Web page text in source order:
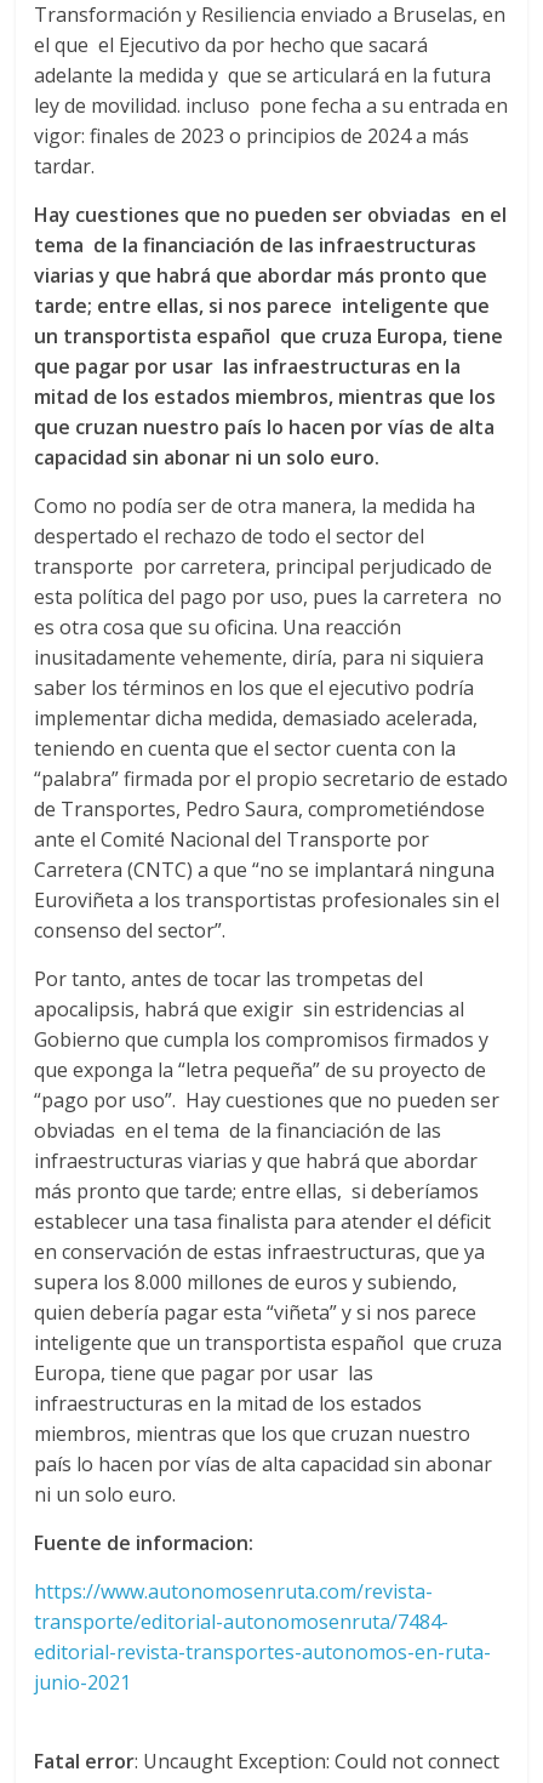
p
o
s
y
M
a
q
u
n
a
r
a
e
n
C
o
o
m
b
a
Transformación y Resiliencia enviado a Bruselas, en
el que el Ejecutivo da por hecho que sacará
adelante la medida y que se articulará en la futura
ley de movilidad. incluso pone fecha a su entrada en
vigor: finales de 2023 o principios de 2024 a más
tardar.
Hay cuestiones que no pueden ser obviadas en el
tema de la financiación de las infraestructuras
viarias y que habrá que abordar más pronto que
tarde; entre ellas, si nos parece inteligente que
un transportista español que cruza Europa, tiene
que pagar por usar las infraestructuras en la
mitad de los estados miembros, mientras que los
que cruzan nuestro país lo hacen por vías de alta
capacidad sin abonar ni un solo euro.
Como no podía ser de otra manera, la medida ha
despertado el rechazo de todo el sector del
transporte por carretera, principal perjudicado de
esta política del pago por uso, pues la carretera no
es otra cosa que su oficina. Una reacción
inusitadamente vehemente, diría, para ni siquiera
saber los términos en los que el ejecutivo podría
implementar dicha medida, demasiado acelerada,
teniendo en cuenta que el sector cuenta con la
“palabra” firmada por el propio secretario de estado
de Transportes, Pedro Saura, comprometiéndose
ante el Comité Nacional del Transporte por
Carretera (CNTC) a que “no se implantará ninguna
Euroviñeta a los transportistas profesionales sin el
consenso del sector”.
Por tanto, antes de tocar las trompetas del
apocalipsis, habrá que exigir sin estridencias al
Gobierno que cumpla los compromisos firmados y
que exponga la “letra pequeña” de su proyecto de
“pago por uso”. Hay cuestiones que no pueden ser
obviadas en el tema de la financiación de las
infraestructuras viarias y que habrá que abordar
más pronto que tarde; entre ellas, si deberíamos
establecer una tasa finalista para atender el déficit
en conservación de estas infraestructuras, que ya
supera los 8.000 millones de euros y subiendo,
quien debería pagar esta “viñeta” y si nos parece
inteligente que un transportista español que cruza
Europa, tiene que pagar por usar las
infraestructuras en la mitad de los estados
miembros, mientras que los que cruzan nuestro
país lo hacen por vías de alta capacidad sin abonar
ni un solo euro.
Fuente de informacion:
https://www.autonomosenruta.com/revista-
transporte/editorial-autonomosenruta/7484-
editorial-revista-transportes-autonomos-en-ruta-
junio-2021
Fatal error: Uncaught Exception: Could not connect